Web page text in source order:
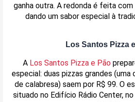
ganha outra. A redonda é feita
dando um sabor especial à
Los Santos Pizza
A Los Santos Pizza e Pão
especial: duas pizzas grandes
de calabresa) saem por R$ 99. O
situado no Edifício Rádio Center,